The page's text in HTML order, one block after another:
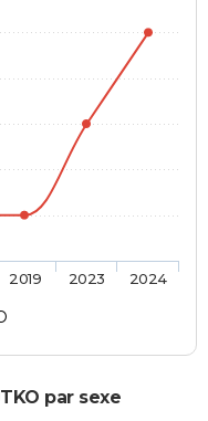
2019 2023 2024
par sexe